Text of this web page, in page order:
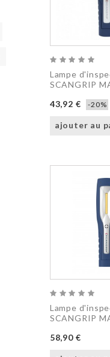
Lampe
SCANGRIP
43,92 €
-20%
ajouter au
Lampe
SCANGRIP
58,90 €